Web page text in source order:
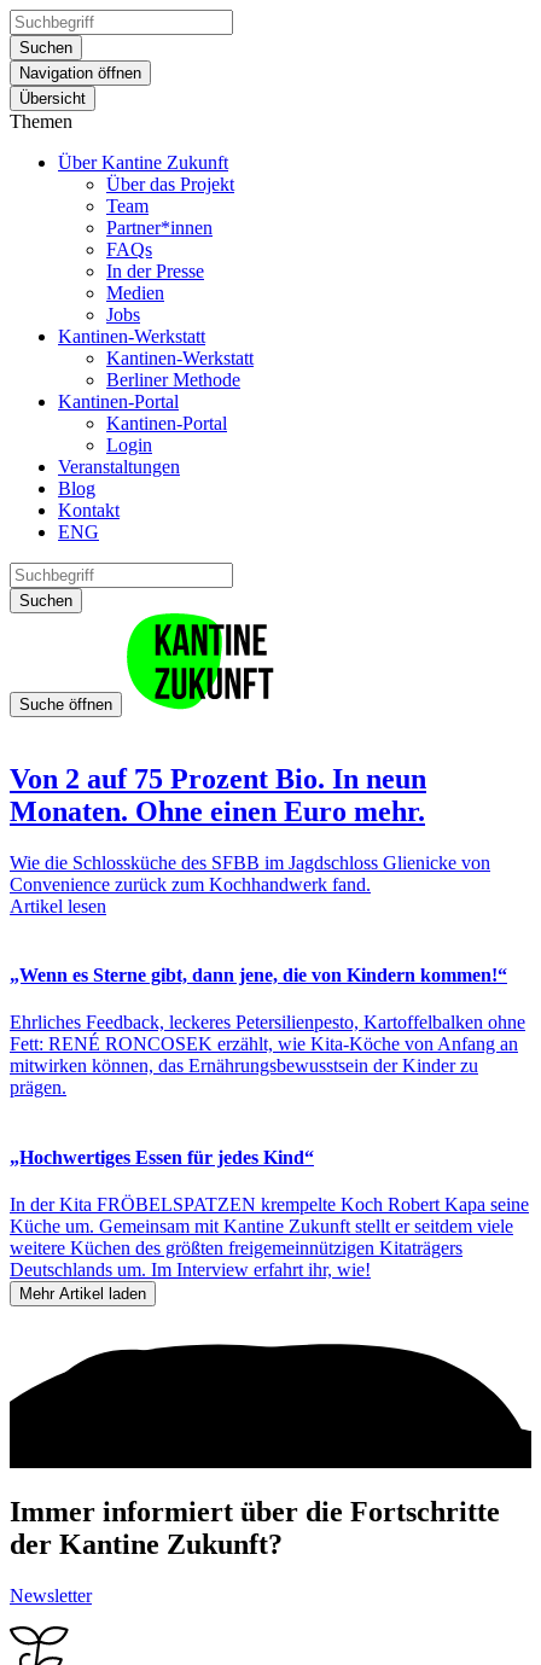
Suchen
Navigation öffnen
Übersicht
Themen
Über Kantine Zukunft
Über das Projekt
Team
Partner*innen
FAQs
In der Presse
Medien
Jobs
Kantinen-Werkstatt
Kantinen-Werkstatt
Berliner Methode
Kantinen-Portal
Kantinen-Portal
Login
Veranstaltungen
Blog
Kontakt
ENG
Suchen
Suche öffnen
Von 2 auf 75 Prozent Bio. In neun
Monaten. Ohne einen Euro mehr.
Wie die Schlossküche des SFBB im Jagdschloss Glienicke von
Convenience zurück zum Kochhandwerk fand.
Artikel lesen
„Wenn es Sterne gibt, dann jene, die von Kindern kommen!“
Ehrliches Feedback, leckeres Petersilienpesto, Kartoffelbalken ohne
Fett: RENÉ RONCOSEK erzählt, wie Kita-Köche von Anfang an
mitwirken können, das Ernährungsbewusstsein der Kinder zu
prägen.
„Hochwertiges Essen für jedes Kind“
In der Kita FRÖBELSPATZEN krempelte Koch Robert Kapa seine
Küche um. Gemeinsam mit Kantine Zukunft stellt er seitdem viele
weitere Küchen des größten freigemeinnützigen Kitaträgers
Deutschlands um. Im Interview erfahrt ihr, wie!
Mehr Artikel laden
Immer informiert über die Fortschritte
der Kantine Zukunft?
Newsletter